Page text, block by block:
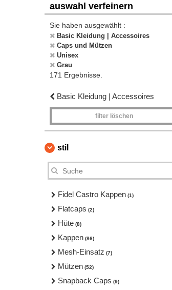
auswahl verfeinern
Sie haben ausgewählt :
Basic Kleidung | Accessoires
Caps und Mützen
Unisex
Grau
171 Ergebnisse.
Basic Kleidung | Accessoires
filter löschen
stil
Fidel Castro Kappen (1)
Flatcaps (2)
Hüte (8)
Kappen (86)
Mesh-Einsatz (7)
Mützen (52)
Snapback Caps (9)